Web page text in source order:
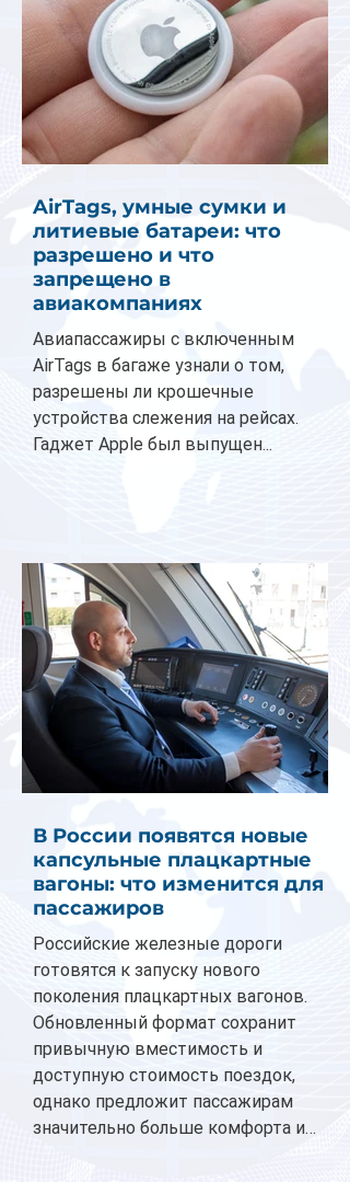
AirTags, умные сумки и
литиевые батареи: что
разрешено и что
запрещено в
авиакомпаниях
Авиапассажиры с включенным
AirTags в багаже узнали о том,
разрешены ли крошечные
устройства слежения на рейсах.
Гаджет Apple был выпущен...
В России появятся новые
капсульные плацкартные
вагоны: что изменится для
пассажиров
Российские железные дороги
готовятся к запуску нового
поколения плацкартных вагонов.
Обновленный формат сохранит
привычную вместимость и
доступную стоимость поездок,
однако предложит пассажирам
значительно больше комфорта и